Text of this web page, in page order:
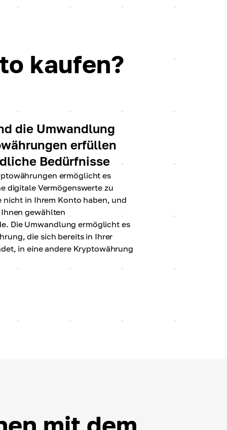
kaufen?
die Umwandlung
erfüllen
Bedürfnisse
ermöglicht es
digitale Vermögenswerte zu
nicht in Ihrem Konto haben, und
gewählten
Die Umwandlung ermöglicht es
die sich bereits in Ihrer
in eine andere Kryptowährung